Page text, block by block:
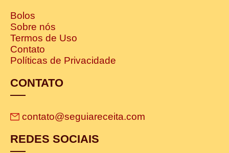
Bolos
Sobre nós
Termos de Uso
Contato
Políticas de Privacidade
CONTATO
contato@seguiareceita.com
REDES SOCIAIS